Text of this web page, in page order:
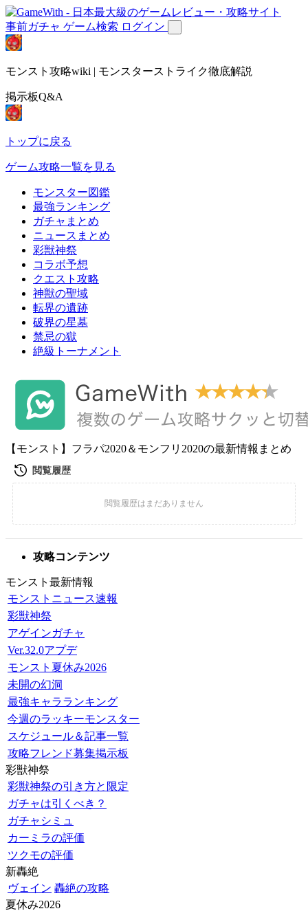
事前ガチャ ゲーム検索 ログイン
モンスト攻略wiki | モンスターストライク徹底解説
掲示板Q&A
トップに戻る
ゲーム攻略一覧を見る
モンスター図鑑
最強ランキング
ガチャまとめ
ニュースまとめ
彩獣神祭
コラボ予想
クエスト攻略
神獣の聖域
転界の遺跡
破界の星墓
禁忌の獄
絶級トーナメント
【モンスト】フラパ2020＆モンフリ2020の最新情報まとめ
攻略コンテンツ
モンスト最新情報
モンストニュース速報
彩獣神祭
アゲインガチャ
Ver.32.0アプデ
モンスト夏休み2026
未開の幻洞
最強キャラランキング
今週のラッキーモンスター
スケジュール＆記事一覧
攻略フレンド募集掲示板
彩獣神祭
彩獣神祭の引き方と限定
ガチャは引くべき？
ガチャシミュ
カーミラの評価
ツクモの評価
新轟絶
ヴェイン 轟絶の攻略
夏休み2026